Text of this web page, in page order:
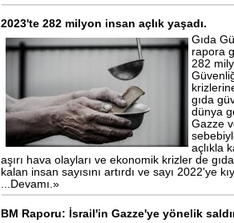
2023'te 282 milyon insan açlık yaşadı.
Gıda
rapora
282
gıda
dünya
Gazze
açlıkla
aşırı hava olayları ve ekonomik krizler de
kalan insan sayısını artırdı ve sayı 2022'ye
...Devamı.»
BM Raporu: İsrail'in Gazze'ye yönelik